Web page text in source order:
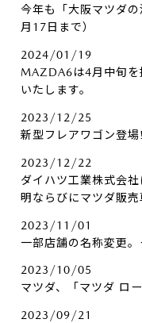
今年も「大阪マツダ
月17日まで）
2024/01/19
MAZDA6は4月中旬を
いたします。
2023/12/25
新型フレアワゴン登
2023/12/22
ダイハツ工業株式会
明ならびにマツダ販
2023/11/01
一部店舗の名称変更
2023/10/05
マツダ、「マツダ ロ
2023/09/21